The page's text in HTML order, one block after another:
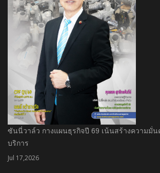
ซันนี่วาล์ว กางแผนธุรกิจปี 69 เน้นสร้างความมั่น
บริการ
Jul 17,2026